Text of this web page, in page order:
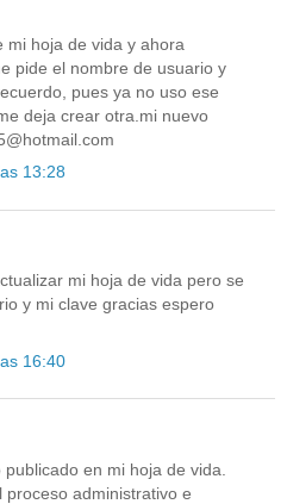
mi hoja de vida y ahora
pide el nombre de usuario y
pues ya no uso ese
deja crear otra.mi nuevo
13:28
mi hoja de vida pero se
y mi clave gracias espero
16:40
en mi hoja de vida.
proceso administrativo e